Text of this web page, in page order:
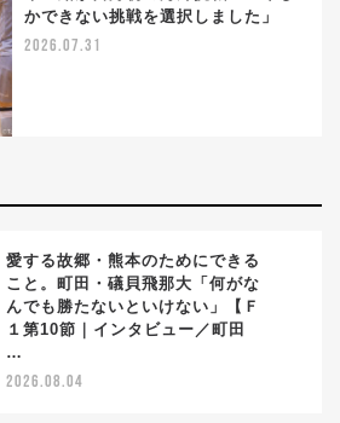
かできない挑戦を選択しました」
2026.07.31
愛する故郷・熊本のためにできる
こと。町田・礒貝飛那大「何がな
んでも勝たないといけない」【Ｆ
１第10節｜インタビュー／町田
…
2026.08.04